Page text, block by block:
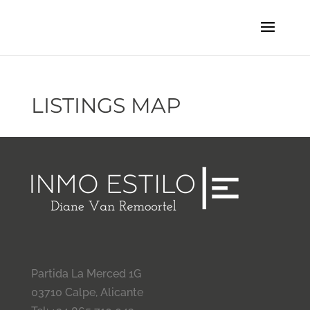
LISTINGS MAP
Partida La Merced 1G
03710 Calpe, Alicante